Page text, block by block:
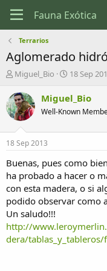
Terrarios
Aglomerado
I
i
c
i
d
o
r
e
l
t
e
m
a
Miguel_Bio
F
c
h
a
n
c
i
o
18 Sep
Miguel_Bio
Well-Known
18 Sep 2013
Buenas, pues como
ha probado a hacer o
con esta madera, o si
podido observar como
Un saludo!!!
http://
dera/